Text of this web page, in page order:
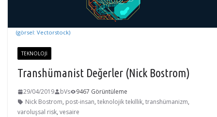
(görsel: Vectorstock)
TEKNOLOJI
Transhümanist Değerler (Nick Bostrom)
29/04/2019 bVs
9467 Görüntüleme
Nick Bostrom, post-insan, teknolojik tekillik, transhümanizm,
varoluşsal risk, vesaire